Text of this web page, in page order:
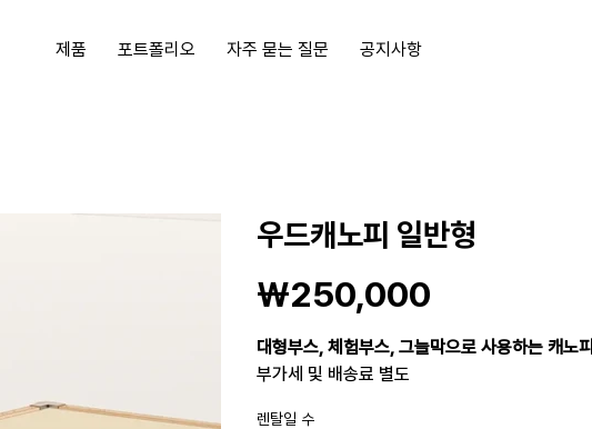
제품 포트폴리오 자주 묻는 질문 공지사항
우드캐노피 일반형
격
₩250,000
대형부스, 체험부스, 그늘막으로 사용하는 캐노피
부가세 및 배송료 별도
렌탈일 수